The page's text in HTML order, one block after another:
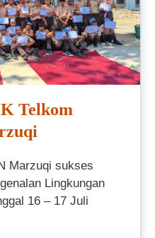
Telkom
Marzuqi sukses
Lingkungan
16 – 17 Juli